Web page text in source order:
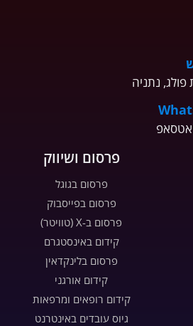
פרסום ושיווק
פרסום בגוגל
פרסום בפייסבוק
פרסום ב-X (טוויטר)
קידום באינסטגרם
פרסום בלינקדאין
קידום אורגני
קידום רופאים ומרפאות
גיוס עובדים באינטרנט